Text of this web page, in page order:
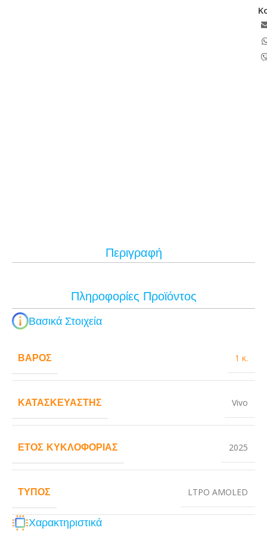
Περιγραφή
Πληροφορίες Προϊόντος
Βασικά Στοιχεία
ΒΆΡΟΣ 1 κ.
ΚΑΤΑΣΚΕΥΑΣΤΉΣ Vivo
ΈΤΟΣ ΚΥΚΛΟΦΟΡΊΑΣ 2025
ΤΎΠΟΣ LTPO AMOLED
Χαρακτηριστικά